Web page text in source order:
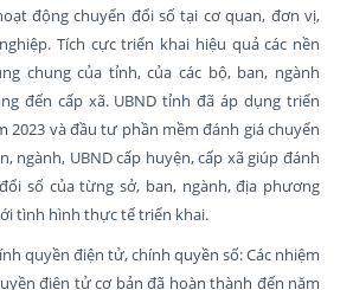
động chuyển đổi số tại cơ quan, đơn vị,
Tích cực triển khai hiệu quả các nền
chung của tỉnh, của các bộ, ban, ngành
đến cấp xã. UBND tỉnh đã áp dụng triển
2023 và đầu tư phần mềm đánh giá chuyển
ngành, UBND cấp huyện, cấp xã giúp đánh
số của từng sở, ban, ngành, địa phương
tình hình thực tế triển khai.
quyền điện tử, chính quyền số: Các nhiệm
điện tử cơ bản đã hoàn thành đến năm